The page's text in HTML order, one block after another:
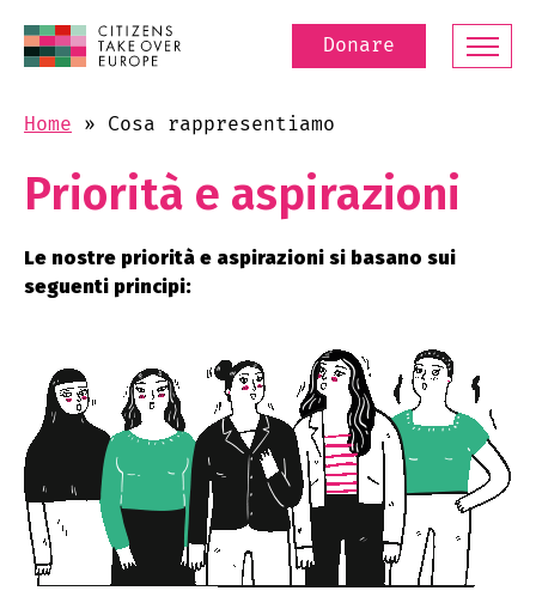
Donare
Home » Cosa rappresentiamo
Priorità e aspirazioni
Le nostre priorità e aspirazioni si basano sui
seguenti principi: